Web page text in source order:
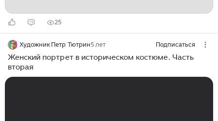
25
Художник Петр Тютрин5 лет Подписаться
Женский портрет в историческом костюме. Часть
вторая